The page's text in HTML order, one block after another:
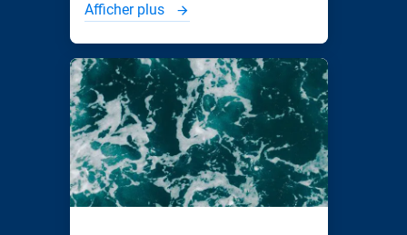
Afficher plus